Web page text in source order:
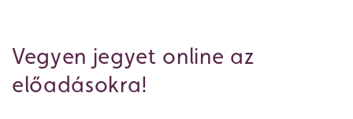
Vegyen jegyet online az
előadásokra!